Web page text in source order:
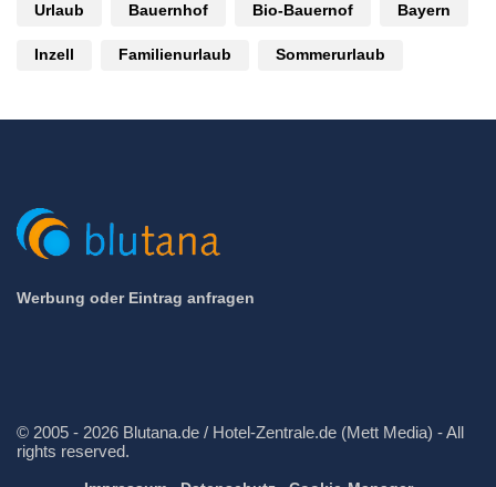
Urlaub Bauernhof Bio-Bauernof Bayern
Inzell Familienurlaub Sommerurlaub
Werbung oder Eintrag anfragen
© 2005 - 2026 Blutana.de / Hotel-Zentrale.de (Mett Media) - All
rights reserved.